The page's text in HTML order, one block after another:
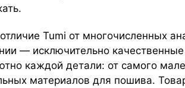
Tumi от многочисленных
— исключительно
каждой детали: от самого
материалов для пошива.